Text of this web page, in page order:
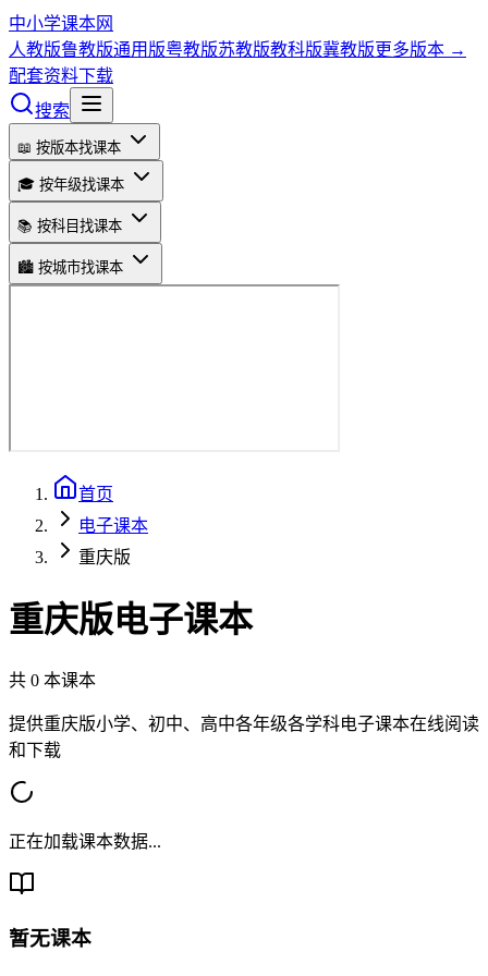
中小学课本网
人教版鲁教版通用版粤教版苏教版教科版冀教版更多版本 →
配套资料下载
搜索
📖 按版本找课本
🎓 按年级找课本
📚 按科目找课本
🏙️ 按城市找课本
首页
电子课本
重庆版
重庆版电子课本
共 0 本课本
提供重庆版小学、初中、高中各年级各学科电子课本在线阅读
和下载
正在加载课本数据...
暂无课本